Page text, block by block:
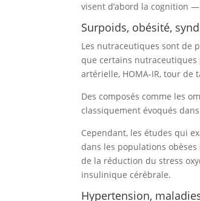
visent d’abord la cognition
Surpoids, obésité,
Les nutraceutiques sont de
que certains
artérielle, HOMA-IR, tour de
Des composés comme les
classiquement évoqués
Cependant, les études qui
dans les populations
de la réduction du stress
insulinique cérébrale.
Hypertension,